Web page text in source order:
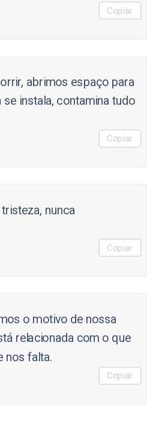
Copiar
abrimos espaço para
instala, contamina tudo
Copiar
nunca
Copiar
o motivo de nossa
relacionada com o que
nos falta.
Copiar